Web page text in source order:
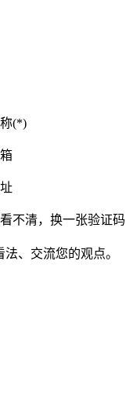
(*)
验证码
、交流您的观点。